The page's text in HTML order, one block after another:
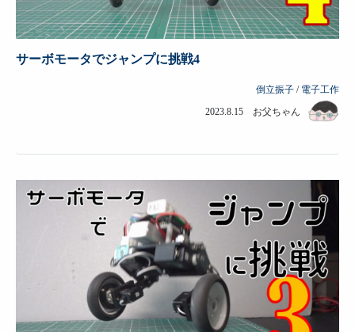
サーボモータでジャンプに挑戦4
倒立振子 / 電子工作
2023.8.15 お父ちゃん